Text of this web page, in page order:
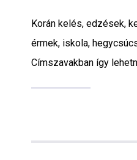
Korán kelés, edzések,
érmek, iskola,
Címszavakban így